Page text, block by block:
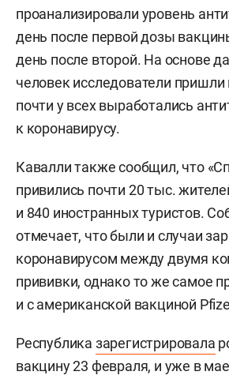
проанализировали уровень
день после первой дозы
день после второй. На основе
человек исследователи пришли
почти у всех выработались
к коронавирусу.
Кавалли также сообщил, что
привились почти 20 тыс.
и 840 иностранных туристов.
отмечает, что были и случаи
коронавирусом между двумя
прививки, однако то же самое
и с американской вакциной
Республика зарегистрировала
вакцину 23 февраля, и уже в